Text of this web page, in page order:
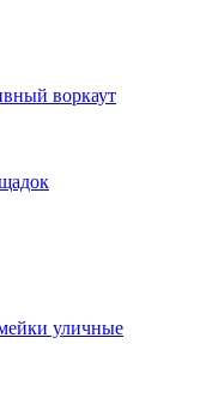
воркаут
уличные